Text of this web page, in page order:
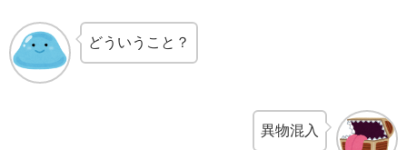
どういうこと？
異物混入